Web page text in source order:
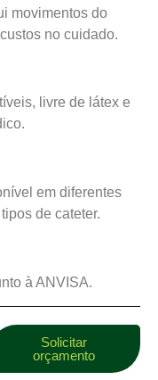
movimentos do
no cuidado.
livre de látex e
em diferentes
de cateter.
à ANVISA.
Solicitar
orçamento